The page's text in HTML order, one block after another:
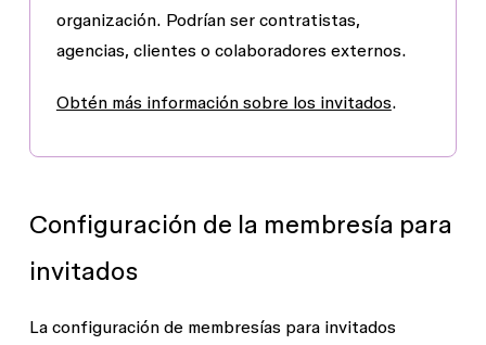
organización. Podrían ser contratistas,
agencias, clientes o colaboradores externos.
Obtén más información sobre los invitados.
Configuración de la membresía para
invitados
La configuración de membresías para invitados